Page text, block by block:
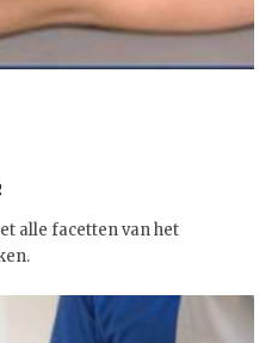
alle facetten van het